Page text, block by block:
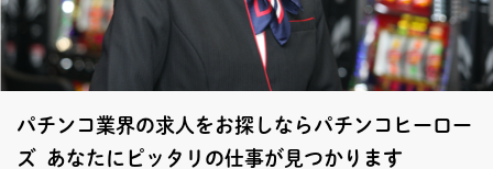
パチンコ業界の求人をお探しならパチンコヒーロー
ズ あなたにピッタリの仕事が見つかります